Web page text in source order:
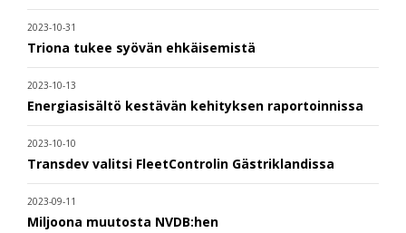
2023-10-31
Triona tukee syövän ehkäisemistä
2023-10-13
Energiasisältö kestävän kehityksen raportoinnissa
2023-10-10
Transdev valitsi FleetControlin Gästriklandissa
2023-09-11
Miljoona muutosta NVDB:hen